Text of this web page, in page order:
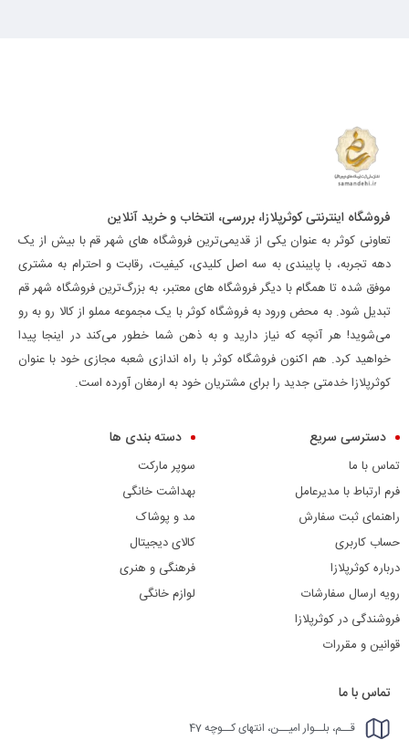
فروشگاه اینترنتی کوثرپلازا، بررسی، انتخاب و خرید آنلاین
تعاونی کوثر به عنوان یکی از قدیمی‌ترین فروشگاه های شهر قم با بیش از یک
دهه تجربه، با پایبندی به سه اصل کلیدی، کیفیت، رقابت و احترام به مشتری
موفق شده تا همگام با دیگر فروشگاه های معتبر، به بزرگ‌ترین فروشگاه شهر قم
تبدیل شود. به محض ورود به فروشگاه کوثر با یک مجموعه مملو از کالا رو به رو
می‌شوید! هر آنچه که نیاز دارید و به ذهن شما خطور می‌کند در اینجا پیدا
خواهید کرد. هم اکنون فروشگاه کوثر با راه اندازی شعبه مجازی خود با عنوان
کوثرپلازا خدمتی جدید را برای مشتریان خود به ارمغان آورده است.
دسترسی سریع
تماس با ما
فرم ارتباط با مدیرعامل
راهنمای ثبت سفارش
حساب کاربری
درباره کوثرپلازا
رویه ارسال سفارشات
فروشندگی در کوثرپلازا
قوانین و مقررات
دسته بندی ها
سوپر مارکت
بهداشت خانگی
مد و پوشاک
کالای دیجیتال
فرهنگی و هنری
لوازم خانگی
تماس با ما
قــم، بلــوار امیــن، انتهای کــوچه 47